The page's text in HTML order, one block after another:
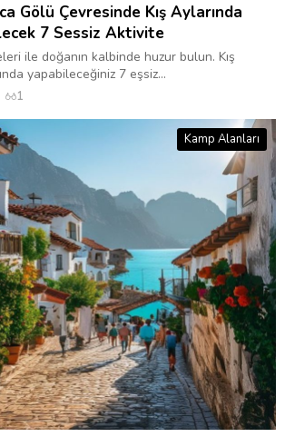
Gölü Çevresinde Kış Aylarında
7 Sessiz Aktivite
ile doğanın kalbinde huzur bulun. Kış
yapabileceğiniz 7 eşsiz...
1
Kamp Alanları